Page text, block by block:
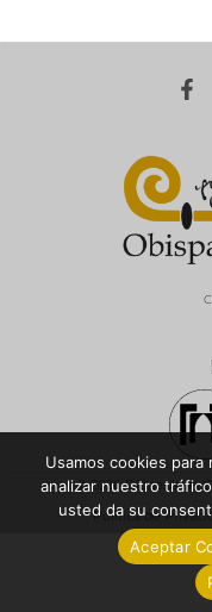
© 2026 Diócesis de
Política de
Usamos cookies
analizar nuestro
usted da su
Aceptar